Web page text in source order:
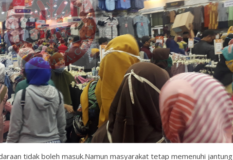
tidak boleh masuk.Namun masyarakat tetap memenuhi jantung